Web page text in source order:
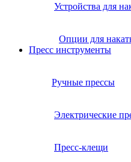
Устройства для
Опции для
Пресс инструменты
Ручные прессы
Электрические
Пресс-клещи